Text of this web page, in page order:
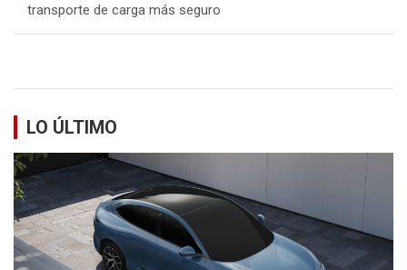
transporte de carga más seguro
LO ÚLTIMO